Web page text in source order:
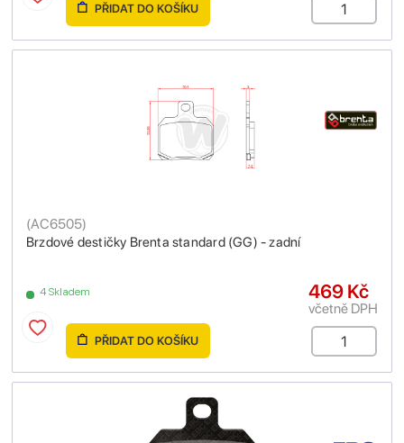
PŘIDAT DO KOŠÍKU
Brzdové destičky Brenta standard (GG) - zadní
(AC6505)
4 Skladem 469 Kč
včetně DPH
PŘIDAT DO KOŠÍKU